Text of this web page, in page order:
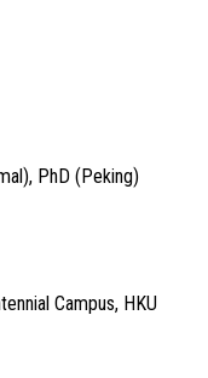
PhD (Peking)
Campus, HKU